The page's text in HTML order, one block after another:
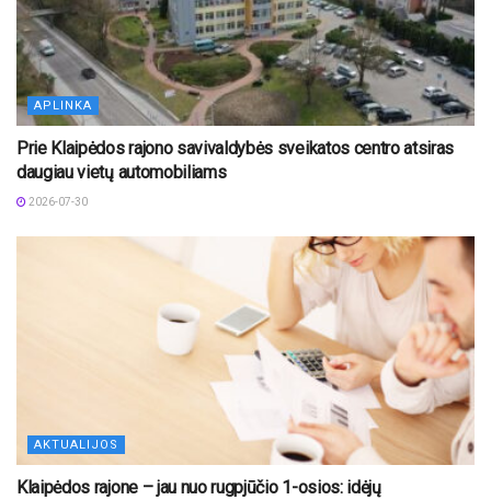
APLINKA
Prie Klaipėdos rajono savivaldybės sveikatos centro atsiras
daugiau vietų automobiliams
2026-07-30
AKTUALIJOS
Klaipėdos rajone – jau nuo rugpjūčio 1-osios: idėjų